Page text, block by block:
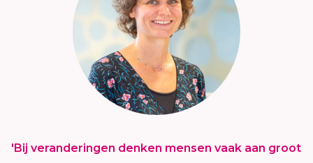
'Bij veranderingen denken mensen vaak aan groot